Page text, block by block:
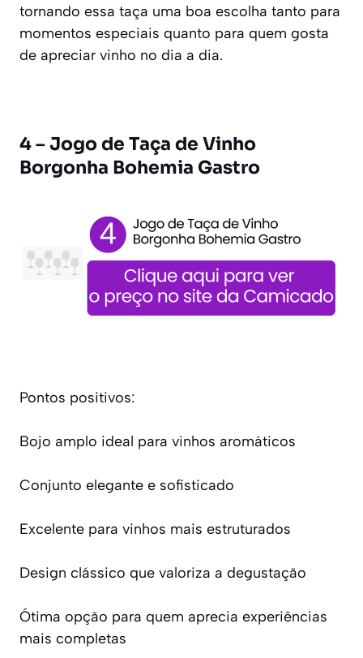
tornando essa taça uma boa escolha tanto para
momentos especiais quanto para quem gosta
de apreciar vinho no dia a dia.
4 – Jogo de Taça de Vinho
Borgonha Bohemia Gastro
Pontos positivos:
Bojo amplo ideal para vinhos aromáticos
Conjunto elegante e sofisticado
Excelente para vinhos mais estruturados
Design clássico que valoriza a degustação
Ótima opção para quem aprecia experiências
mais completas